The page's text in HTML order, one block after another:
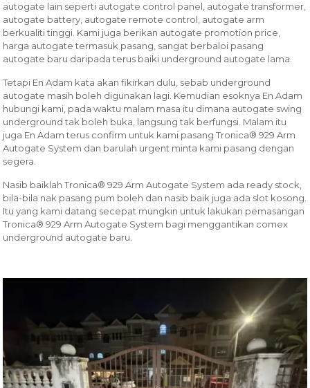
autogate lain seperti autogate control panel, autogate transformer,
autogate battery, autogate remote control, autogate arm
berkualiti tinggi. Kami juga berikan autogate promotion price,
harga autogate termasuk pasang, sangat berbaloi pasang
autogate baru daripada terus baiki underground autogate lama.
Tetapi En Adam kata akan fikirkan dulu, sebab underground
autogate masih boleh digunakan lagi. Kemudian esoknya En Adam
hubungi kami, pada waktu malam masa itu dimana autogate swing
underground tak boleh buka, langsung tak berfungsi. Malam itu
juga En Adam terus confirm untuk kami pasang Tronica® 929 Arm
Autogate System dan barulah urgent minta kami pasang dengan
segera.
Nasib baiklah Tronica® 929 Arm Autogate System ada ready stock,
bila-bila nak pasang pum boleh dan nasib baik juga ada slot kosong.
Itu yang kami datang secepat mungkin untuk lakukan pemasangan
Tronica® 929 Arm Autogate System bagi menggantikan comex
underground autogate baru.